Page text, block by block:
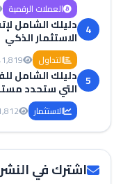
العملات الرقمية
4 دليلك الشامل
الاستثمار الذكي
التداول 1,819
5 دليلك الشامل
التي ستحدد
الاستثمار
اشترك في